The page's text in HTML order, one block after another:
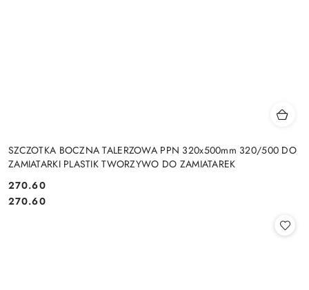
SZCZOTKA BOCZNA TALERZOWA PPN 320x500mm 320/500 DO
ZAMIATARKI PLASTIK TWORZYWO DO ZAMIATAREK
Cena:
270.60
Cena:
270.60